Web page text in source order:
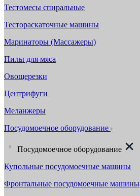
Тестомесы спиральные
Тестораскаточные машины
Маринаторы (Массажеры)
Пилы для мяса
Овощерезки
Центрифуги
Меланжеры
Посудомоечное оборудование
Посудомоечное оборудование
Купольные посудомоечные машины
Фронтальные посудомоечные машины